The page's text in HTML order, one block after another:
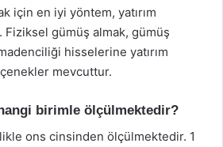
için en iyi yöntem, yatırım
Fiziksel gümüş almak, gümüş
hisselerine yatırım
mevcuttur.
birimle ölçülmektedir?
ons cinsinden ölçülmektedir. 1